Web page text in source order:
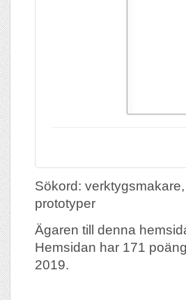
Sökord:
prototyper
Ägaren till denna
Hemsidan har 171
2019.